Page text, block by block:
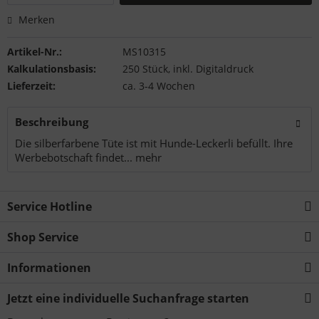
Merken
Artikel-Nr.:
MS10315
Kalkulationsbasis:
250 Stück, inkl. Digitaldruck
Lieferzeit:
ca. 3-4 Wochen
Beschreibung
Die silberfarbene Tüte ist mit Hunde-Leckerli befüllt. Ihre
Werbebotschaft findet... mehr
Service Hotline
Shop Service
Informationen
Jetzt eine individuelle Suchanfrage starten